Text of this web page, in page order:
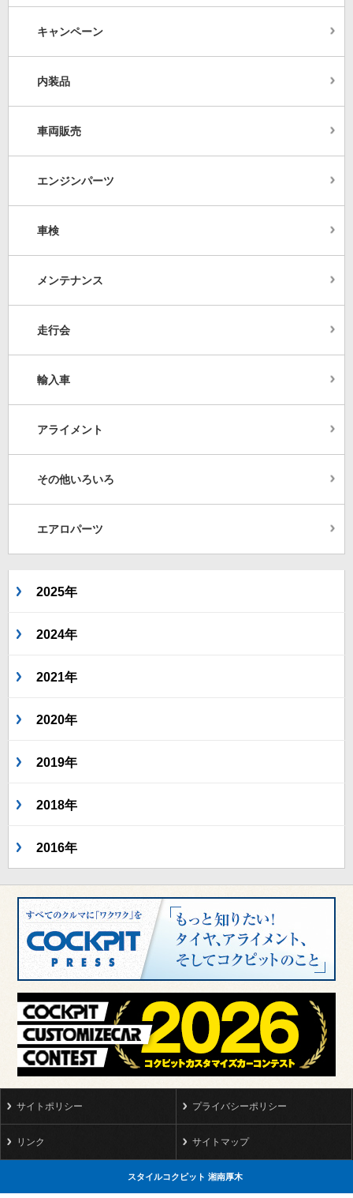
キャンペーン
内装品
車両販売
エンジンパーツ
車検
メンテナンス
走行会
輸入車
アライメント
その他いろいろ
エアロパーツ
2025年
2024年
2021年
2020年
2019年
2018年
2016年
サイトポリシー プライバシーポリシー
リンク サイトマップ
スタイルコクピット 湘南厚木